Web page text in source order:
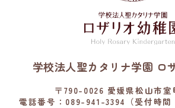
学校法人聖カタリナ学園 ロ
〒790-0026 愛媛県松山市
電話番号：089-941-3394（受付時間